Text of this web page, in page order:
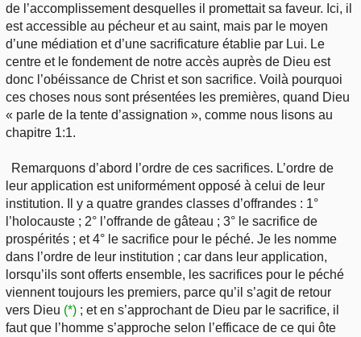
de l’accomplissement desquelles il promettait sa faveur. Ici, il
est accessible au pécheur et au saint, mais par le moyen
d’une médiation et d’une sacrificature établie par Lui. Le
centre et le fondement de notre accès auprès de Dieu est
donc l’obéissance de Christ et son sacrifice. Voilà pourquoi
ces choses nous sont présentées les premières, quand Dieu
« parle de la tente d’assignation », comme nous lisons au
chapitre 1:1.
Remarquons d’abord l’ordre de ces sacrifices. L’ordre de
leur application est uniformément opposé à celui de leur
institution. Il y a quatre grandes classes d’offrandes : 1°
l’holocauste ; 2° l’offrande de gâteau ; 3° le sacrifice de
prospérités ; et 4° le sacrifice pour le péché. Je les nomme
dans l’ordre de leur institution ; car dans leur application,
lorsqu’ils sont offerts ensemble, les sacrifices pour le péché
viennent toujours les premiers, parce qu’il s’agit de retour
vers Dieu (*) ; et en s’approchant de Dieu par le sacrifice, il
faut que l’homme s’approche selon l’efficace de ce qui ôte